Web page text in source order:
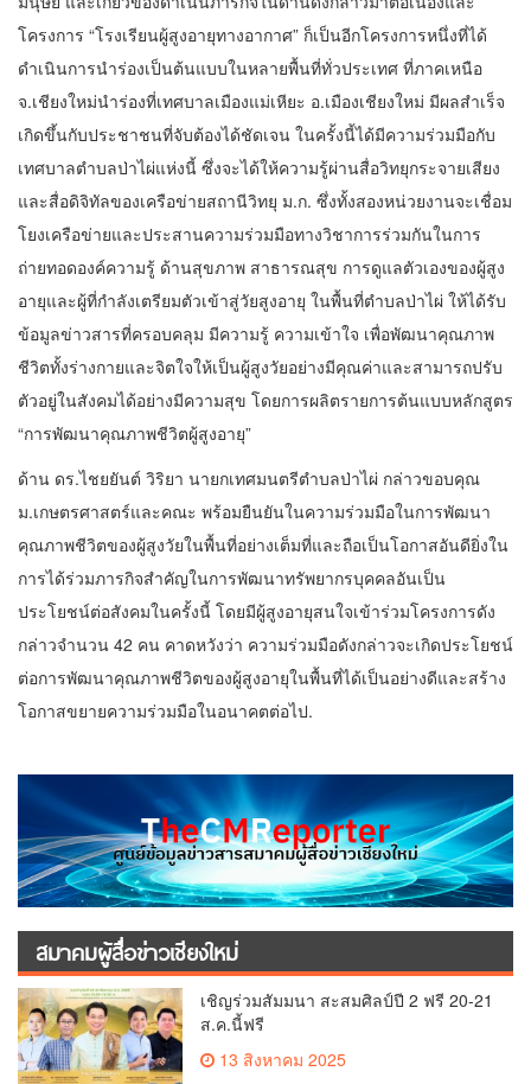
โครงการ “โรงเรียนผู้สูงอายุทางอากาศ” ก็เป็นอีกโครงการหนึ่งที่ได้
ดำเนินการนำร่องเป็นต้นแบบในหลายพื้นที่ทั่วประเทศ ที่ภาคเหนือ
จ.เชียงใหม่นำร่องที่เทศบาลเมืองแม่เหียะ อ.เมืองเชียงใหม่ มีผลสำเร็จ
เกิดขึ้นกับประชาชนที่จับต้องได้ชัดเจน ในครั้งนี้ได้มีความร่วมมือกับ
เทศบาลตำบลป่าไผ่แห่งนี้ ซึ่งจะได้ให้ความรู้ผ่านสื่อวิทยุกระจายเสียง
และสื่อดิจิทัลของเครือข่ายสถานีวิทยุ ม.ก. ซึ่งทั้งสองหน่วยงานจะเชื่อม
โยงเครือข่ายและประสานความร่วมมือทางวิชาการร่วมกันในการ
ถ่ายทอดองค์ความรู้ ด้านสุขภาพ สาธารณสุข การดูแลตัวเองของผู้สูง
อายุและผู้ที่กำลังเตรียมตัวเข้าสู่วัยสูงอายุ ในพื้นที่ตำบลป่าไผ่ ให้ได้รับ
ข้อมูลข่าวสารที่ครอบคลุม มีความรู้ ความเข้าใจ เพื่อพัฒนาคุณภาพ
ชีวิตทั้งร่างกายและจิตใจให้เป็นผู้สูงวัยอย่างมีคุณค่าและสามารถปรับ
ตัวอยู่ในสังคมได้อย่างมีความสุข โดยการผลิตรายการต้นแบบหลักสูตร
“การพัฒนาคุณภาพชีวิตผู้สูงอายุ”
ด้าน ดร.ไชยยันต์ วิริยา นายกเทศมนตรีตำบลป่าไผ่ กล่าวขอบคุณ
ม.เกษตรศาสตร์และคณะ พร้อมยืนยันในความร่วมมือในการพัฒนา
คุณภาพชีวิตของผู้สูงวัยในพื้นที่อย่างเต็มที่และถือเป็นโอกาสอันดียิ่งใน
การได้ร่วมภารกิจสำคัญในการพัฒนาทรัพยากรบุคคลอันเป็น
ประโยชน์ต่อสังคมในครั้งนี้ โดยมีผู้สูงอายุสนใจเข้าร่วมโครงการดัง
กล่าวจำนวน 42 คน คาดหวังว่า ความร่วมมือดังกล่าวจะเกิดประโยชน์
ต่อการพัฒนาคุณภาพชีวิตของผู้สูงอายุในพื้นที่ได้เป็นอย่างดีและสร้าง
โอกาสขยายความร่วมมือในอนาคตต่อไป.
สมาคมผู้สื่อข่าวเชียงใหม่
เชิญร่วมสัมมนา สะสมศิลป์ปี 2 ฟรี 20-21
ส.ค.นี้ฟรี
13 สิงหาคม 2025